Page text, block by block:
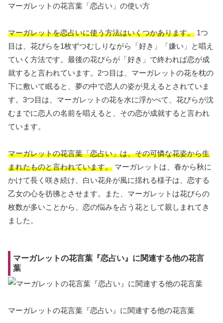
マーガレットの花言葉「恋占い」の使い方
マーガレットを恋占いに使う方法はいくつかあります。 1つ
目は、花びらを1枚ずつむしりながら「好き」「嫌い」と唱え
ていく方法です。最後の花びらが「好き」で終われば恋が成
就すると言われています。2つ目は、マーガレットの花を枕の
下に敷いて眠ると、夢の中で恋人の姿が見えるとされていま
す。3つ目は、マーガレットの花を水に浮かべて、花びらが沈
むまでに恋人の名前を唱えると、その恋が成就すると言われ
ています。
マーガレットの花言葉「恋占い」は、その可憐な花姿から生
まれたものと言われています。 マーガレットは、春から秋に
かけて長く咲き続け、白い花弁が風に揺れる様子は、恋する
乙女の心を彷彿とさせます。また、マーガレットは花びらの
枚数が多いことから、恋の悩みを占う花として親しまれてき
ました。
マーガレットの花言葉『恋占い』に関連する他の花言
葉
マーガレットの花言葉『恋占い』に関連する他の花言葉